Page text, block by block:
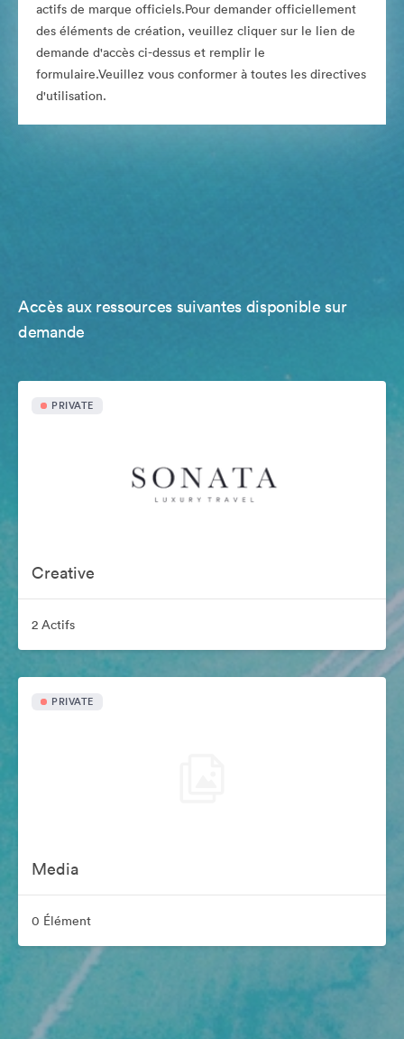
actifs de marque officiels.Pour demander officiellement
des éléments de création, veuillez cliquer sur le lien de
demande d'accès ci-dessus et remplir le
formulaire.Veuillez vous conformer à toutes les directives
d'utilisation.
Accès aux ressources suivantes disponible sur
demande
PRIVATE
Creative
2 Actifs
PRIVATE
Media
0 Élément